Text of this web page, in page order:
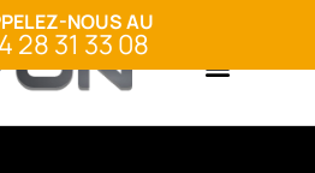
NOUS AU
28 31 33 08